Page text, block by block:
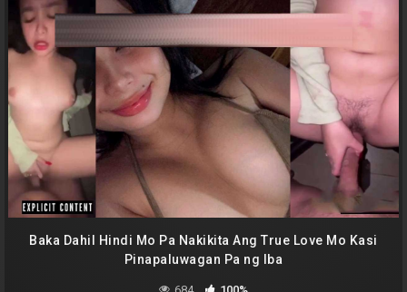
Baka Dahil Hindi Mo Pa Nakikita Ang True Love Mo Kasi
Pinapaluwagan Pa ng Iba